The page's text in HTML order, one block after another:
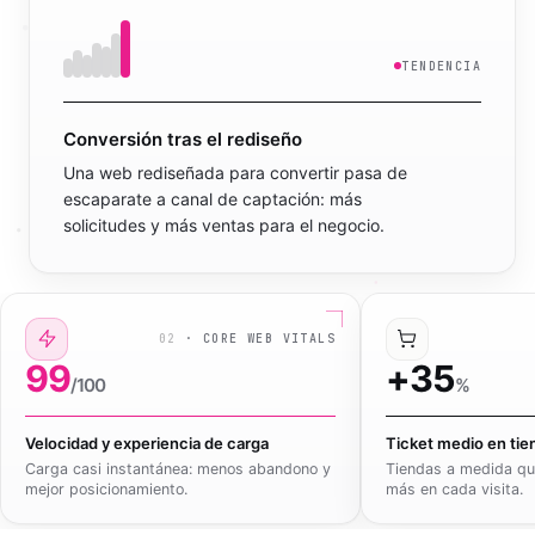
TENDENCIA
Conversión tras el rediseño
Una web rediseñada para convertir pasa de
escaparate a canal de captación: más
solicitudes y más ventas para el negocio.
02 · CORE WEB VITALS
99/100
Velocidad y experiencia de carga
Carga casi instantánea: menos abandono y
mejor posicionamiento.
+35%
Ticket medio en
Tiendas a medida
más en cada visita.